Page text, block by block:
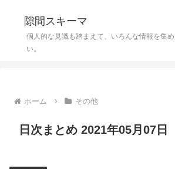
隙間スキーマ
個人的な見識も踏まえて、いろんな情報を集
い。
ホーム その他
日次まとめ 2021年05月07日